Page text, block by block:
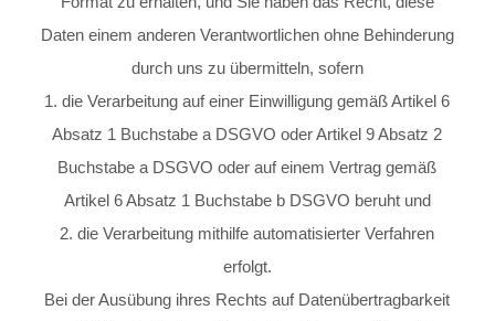
Daten einem anderen Verantwortlichen ohne Behinderung
durch uns zu übermitteln, sofern
1. die Verarbeitung auf einer Einwilligung gemäß Artikel 6
Absatz 1 Buchstabe a DSGVO oder Artikel 9 Absatz 2
Buchstabe a DSGVO oder auf einem Vertrag gemäß
Artikel 6 Absatz 1 Buchstabe b DSGVO beruht und
2. die Verarbeitung mithilfe automatisierter Verfahren
erfolgt.
Bei der Ausübung ihres Rechts auf Datenübertragbarkeit